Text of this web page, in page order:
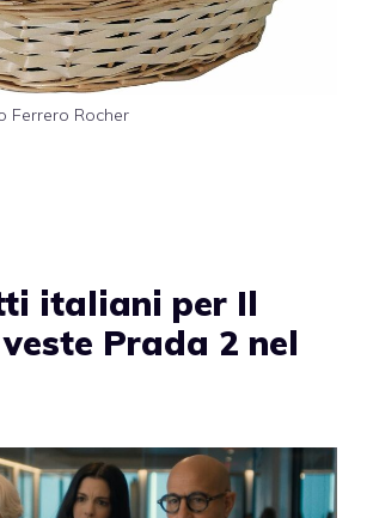
Ferrero Rocher
italiani per Il
Prada 2 nel